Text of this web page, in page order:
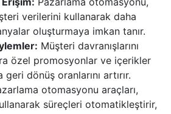
verilerini kullanarak daha
oluşturmaya imkan tanır.
Müşteri davranışlarını
özel promosyonlar ve içerikler
dönüş oranlarını artırır.
otomasyonu araçları,
süreçleri otomatikleştirir,